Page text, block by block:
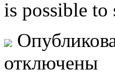
is possible
отключены